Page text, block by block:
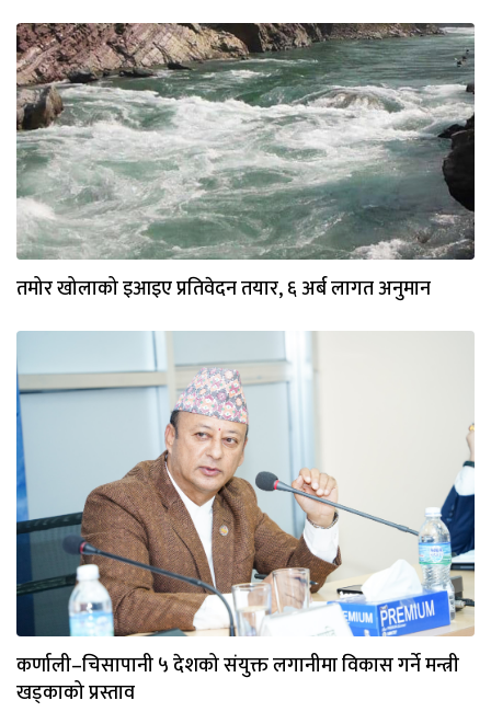
तमोर खोलाको इआइए प्रतिवेदन तयार, ६ अर्ब लागत अनुमान
कर्णाली–चिसापानी ५ देशको संयुक्त लगानीमा विकास गर्ने मन्त्री
खड्काको प्रस्ताव